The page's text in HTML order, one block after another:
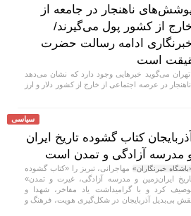
ناهنجار در جامعه از
از کشور پول می‌گیرند/
ادامه رسالت حضرت
است
می‌گوید خبر‌هایی وجود دارد که نشان می‌دهد
در عرصه اجتماعی از خارج از کشور دلار و ارز
سیاسی
آذربایجان کتاب گشوده تاریخ ایران
مدرسه آزادگی و تمدن است
خبرنگاران»مهاجرانی، تبریز را «کتاب گشوده
ایران‌زمین و مدرسه آزادگی، غیرت و تمدن»
کرد و با گرامیداشت یاد مفاخر، شهدا و
بی‌بدیل آذربایجان در شکل‌گیری هویت، فرهنگ و